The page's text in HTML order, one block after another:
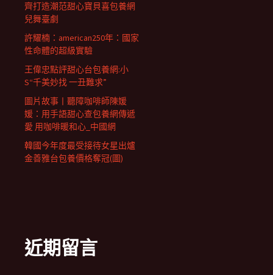
齊打造潮范甜心寶貝喜包養網
兒舞臺劇
許耀楠：american250年：國家
性命體的超級實驗
王偉忠點評甜心台包養網:小
S“千美妙找 一丑難求”
圖片故事丨聽障咖啡師陳媛
媛：用手語甜心查包養網傳遞
愛 用咖啡暖和心_中國網
韓國今年度最受接待女星出爐
金善雅台包養價格奪冠(圖)
近期留言